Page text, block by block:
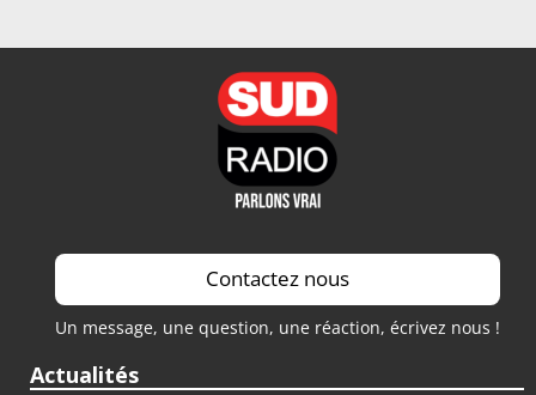
Saison 2023 / 2024
Contactez nous
Un message, une question, une réaction, écrivez nous !
Actualités